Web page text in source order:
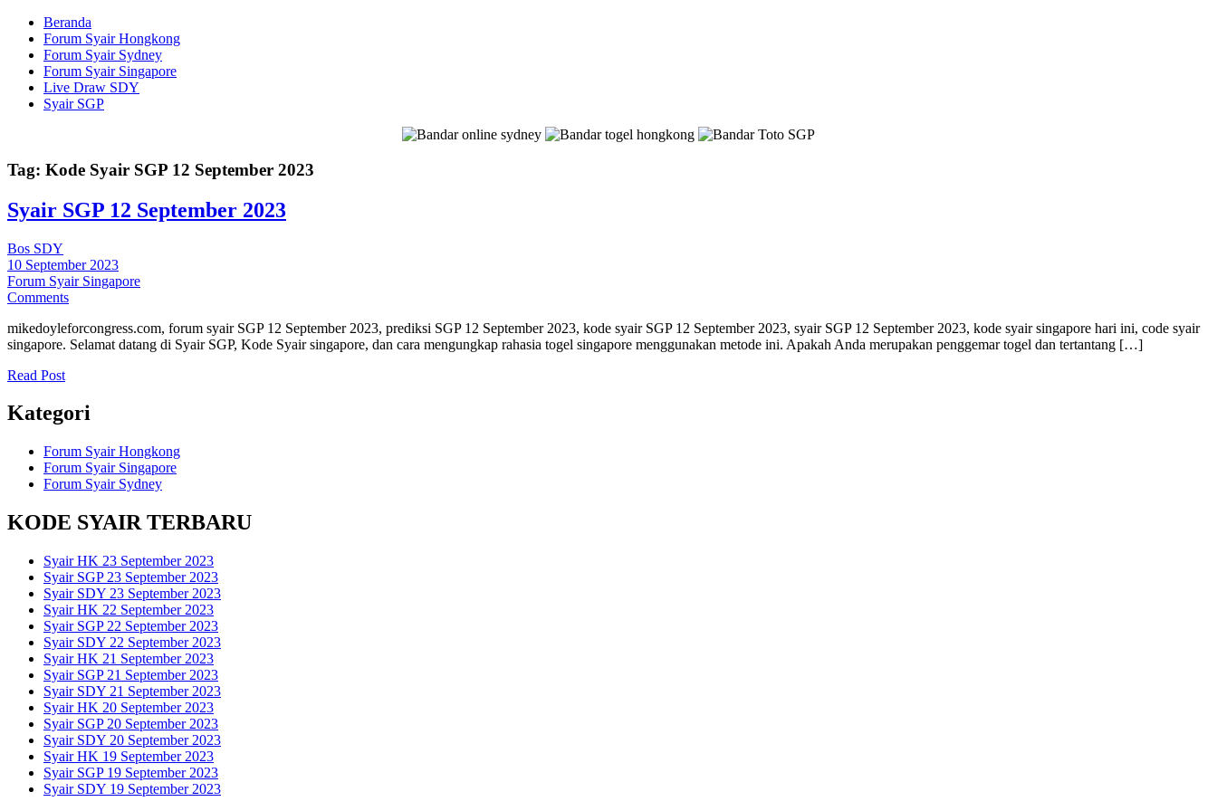
Beranda
Forum Syair Hongkong
Forum Syair Sydney
Forum Syair Singapore
Live Draw SDY
Syair SGP
Tag: Kode Syair SGP 12 September 2023
Syair SGP 12 September 2023
Bos SDY
10 September 2023
Forum Syair Singapore
Comments
mikedoyleforcongress.com, forum syair SGP 12 September 2023, prediksi SGP 12 September 2023, kode syair SGP 12 September 2023, syair SGP 12 September 2023, kode syair singapore hari ini, code syair
singapore. Selamat datang di Syair SGP, Kode Syair singapore, dan cara mengungkap rahasia togel singapore menggunakan metode ini. Apakah Anda merupakan penggemar togel dan tertantang […]
Read Post
Kategori
Forum Syair Hongkong
Forum Syair Singapore
Forum Syair Sydney
KODE SYAIR TERBARU
Syair HK 23 September 2023
Syair SGP 23 September 2023
Syair SDY 23 September 2023
Syair HK 22 September 2023
Syair SGP 22 September 2023
Syair SDY 22 September 2023
Syair HK 21 September 2023
Syair SGP 21 September 2023
Syair SDY 21 September 2023
Syair HK 20 September 2023
Syair SGP 20 September 2023
Syair SDY 20 September 2023
Syair HK 19 September 2023
Syair SGP 19 September 2023
Syair SDY 19 September 2023